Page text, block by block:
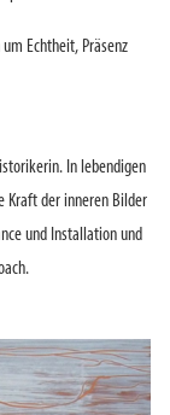
Echtheit, Präsenz
In lebendigen
Kraft der inneren Bilder
und Installation und